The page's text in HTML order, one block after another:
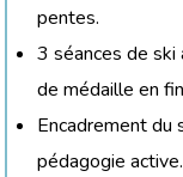
pentes.
3 séances de
de médaille en
Encadrement du
pédagogie active.